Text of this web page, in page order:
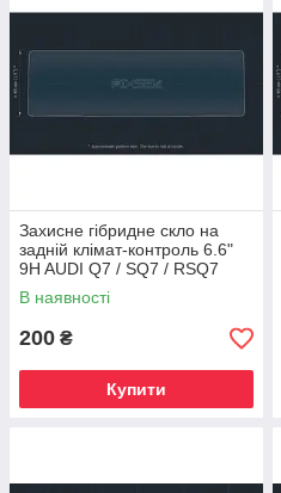
Захисне гібридне скло на
задній клімат-контроль 6.6"
9H AUDI Q7 / SQ7 / RSQ7
2019 - 2024
В наявності
200 ₴
Купити